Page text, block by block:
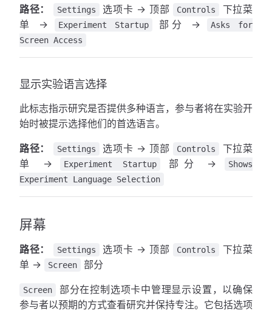
路径： Settings 选项卡 → 顶部 Controls
下拉菜
单 →
Experiment Startup 部分 →
Asks for
Screen Access
显示实验语言选择
此标志指示研究是否提供多种语言，参与者将在实验开
始时被提示选择他们的首选语言。
路径： Settings 选项卡 → 顶部 Controls
下拉菜
单 →
Experiment Startup 部分 →
Shows
Experiment Language Selection
屏幕
路径： Settings 选项卡 → 顶部 Controls
下拉菜
单 →
Screen 部分
Screen
部分在控制选项卡中管理显示设置，以确保
参与者以预期的方式查看研究并保持专注。它包括选项